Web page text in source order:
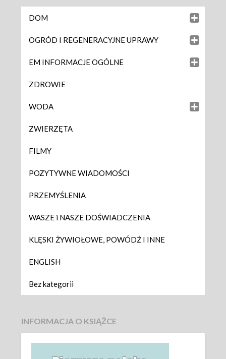
DOM
OGRÓD I REGENERACYJNE UPRAWY
EM INFORMACJE OGÓLNE
ZDROWIE
WODA
ZWIERZĘTA
FILMY
POZYTYWNE WIADOMOŚCI
PRZEMYŚLENIA
WASZE i NASZE DOŚWIADCZENIA
KLĘSKI ŻYWIOŁOWE, POWÓDŹ I INNE
ENGLISH
Bez kategorii
INFORMACJA O KSIĄŻCE